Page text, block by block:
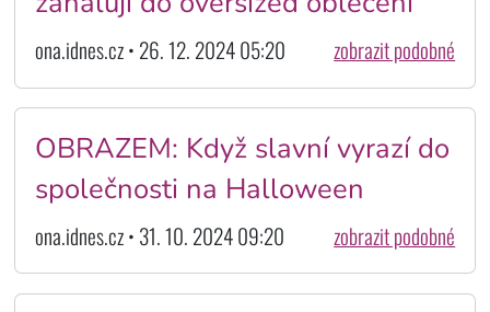
ona.idnes.cz • 26. 12. 2024 05:20 zobrazit podobné
OBRAZEM: Když slavní vyrazí do
společnosti na Halloween
ona.idnes.cz • 31. 10. 2024 09:20 zobrazit podobné